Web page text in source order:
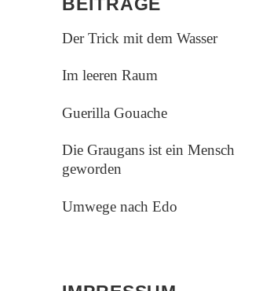
Der Trick mit dem Wasser
Im leeren Raum
Guerilla Gouache
Die Graugans ist ein Mensch
geworden
Umwege nach Edo